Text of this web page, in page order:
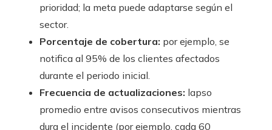
prioridad; la meta puede adaptarse según el
sector.
Porcentaje de cobertura: por ejemplo, se
notifica al 95% de los clientes afectados
durante el periodo inicial.
Frecuencia de actualizaciones: lapso
promedio entre avisos consecutivos mientras
dura el incidente (por ejemplo, cada 60